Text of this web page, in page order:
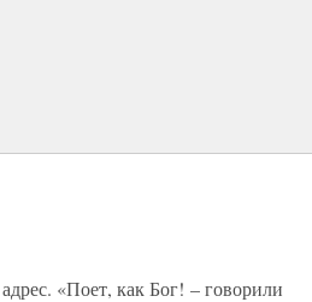
«Поет, как Бог! – говорили